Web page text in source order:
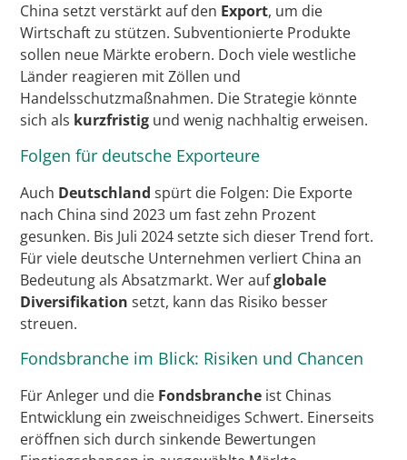
China setzt verstärkt auf den Export, um die
Wirtschaft zu stützen. Subventionierte Produkte
sollen neue Märkte erobern. Doch viele westliche
Länder reagieren mit Zöllen und
Handelsschutzmaßnahmen. Die Strategie könnte
sich als kurzfristig und wenig nachhaltig erweisen.
Folgen für deutsche Exporteure
Auch Deutschland spürt die Folgen: Die Exporte
nach China sind 2023 um fast zehn Prozent
gesunken. Bis Juli 2024 setzte sich dieser Trend fort.
Für viele deutsche Unternehmen verliert China an
Bedeutung als Absatzmarkt. Wer aufglobale
Diversifikation setzt, kann das Risiko besser
streuen.
Fondsbranche im Blick: Risiken und Chancen
Für Anleger und die Fondsbranche ist Chinas
Entwicklung ein zweischneidiges Schwert. Einerseits
eröffnen sich durch sinkende Bewertungen